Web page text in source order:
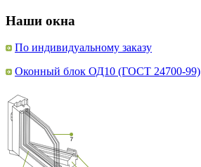
Наши окна
По индивидуальному заказу
Оконный блок ОД10 (ГОСТ 24700-99)